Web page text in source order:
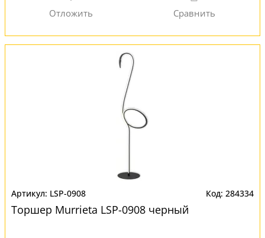
LSP-0908 284334
Торшер Murrieta LSP-0908 черный